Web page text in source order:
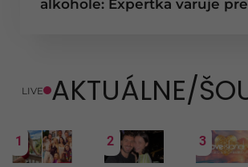
alkohole: Expertka varuje
LIVE AKTUÁLNE/
1 2 3